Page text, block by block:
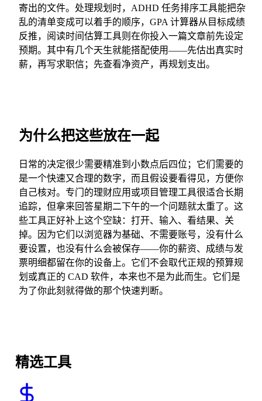
寄出的文件。处理规划时，ADHD 任务排序工具能把杂
乱的清单变成可以着手的顺序，GPA 计算器从目标成绩
反推，阅读时间估算工具则在你投入一篇文章前先设定
预期。其中有几个天生就能搭配使用——先估出真实时
薪，再写求职信；先查看净资产，再规划支出。
为什么把这些放在一起
日常的决定很少需要精准到小数点后四位；它们需要的
是一个快速又合理的数字，而且假设要看得见，方便你
自己核对。专门的理财应用或项目管理工具很适合长期
追踪，但拿来回答星期二下午的一个问题就太重了。这
些工具正好补上这个空缺：打开、输入、看结果、关
掉。因为它们以浏览器为基础、不需要账号，没有什么
要设置，也没有什么会被保存——你的薪资、成绩与发
票明细都留在你的设备上。它们不会取代正规的预算规
划或真正的 CAD 软件，本来也不是为此而生。它们是
为了你此刻就得做的那个快速判断。
精选工具